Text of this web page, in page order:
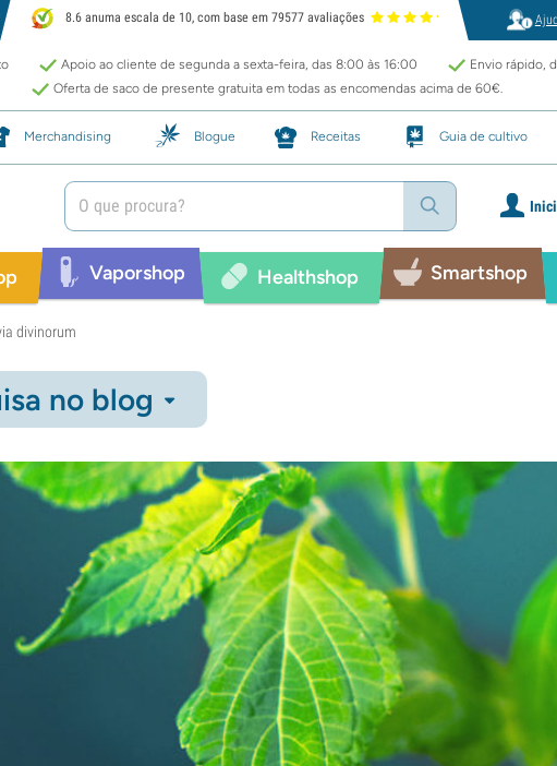
8.6 anuma escala de 10, com base em 79577 avaliações
Apoio ao cliente de segunda a sexta-feira, das 8:00 às 16:00
Envio rápido,
Oferta de saco de presente gratuita em todas as encomendas acima de 60€.
Merchandising Blogue Receitas Guia de cultivo
Vaporshop Healthshop Smartshop
divinorum
no blog